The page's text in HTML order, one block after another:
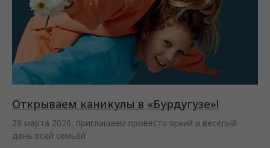
Открываем каникулы в «Бурдугузе»!
28 марта 2026, приглашаем провести яркий и весёлый
день всей семьёй